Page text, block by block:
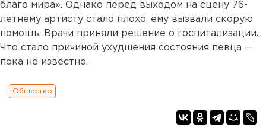
благо мира». Однако перед выходом на сцену 76-
летнему артисту стало плохо, ему вызвали скорую
помощь. Врачи приняли решение о госпитализации.
Что стало причиной ухудшения состояния певца —
пока не известно.
Общество